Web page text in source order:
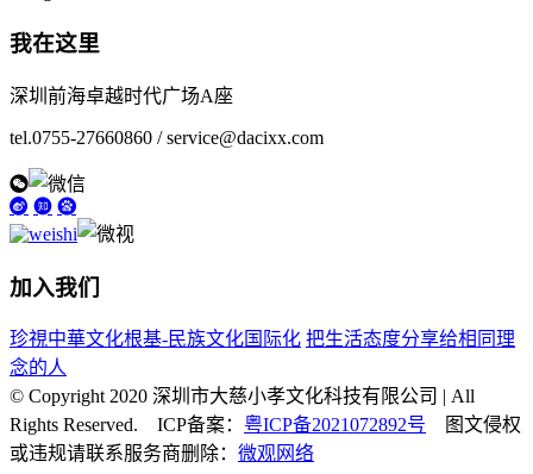
我在这里
深圳前海卓越时代广场A座
tel.0755-27660860 / service@dacixx.com
加入我们
珍視中華文化根基-民族文化国际化 把生活态度分享给相同理
念的人
© Copyright 2020 深圳市大慈小孝文化科技有限公司 | All
Rights Reserved. ICP备案： 粤ICP备2021072892号 图文侵权
或违规请联系服务商删除： 微观网络